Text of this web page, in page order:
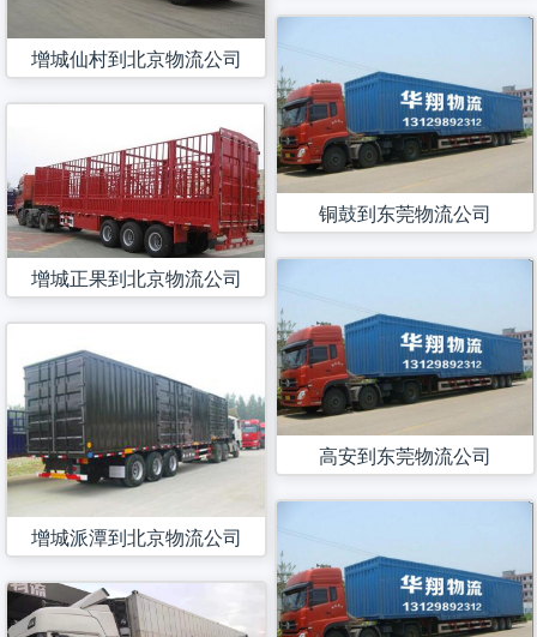
增城仙村到北京物流公司
增城正果到北京物流公司
增城派潭到北京物流公司
铜鼓到东莞物流公司
高安到东莞物流公司